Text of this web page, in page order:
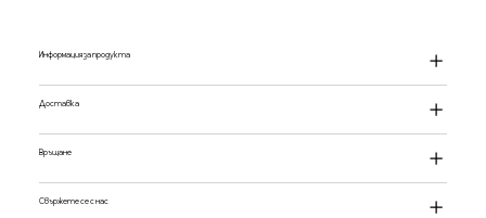
Информация за продукта
Доставка
Връщане
Свържете се с нас